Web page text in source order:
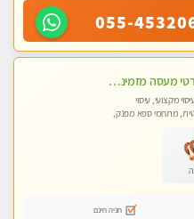
055-
בנתניה פרטי מעסה מזמינה אותך למפגש אחד על אחד בלי שותפות! פינוק מרגיע vip
מקצועי, עיסוי
מתחמי ספא מפנק,
חניה חינם